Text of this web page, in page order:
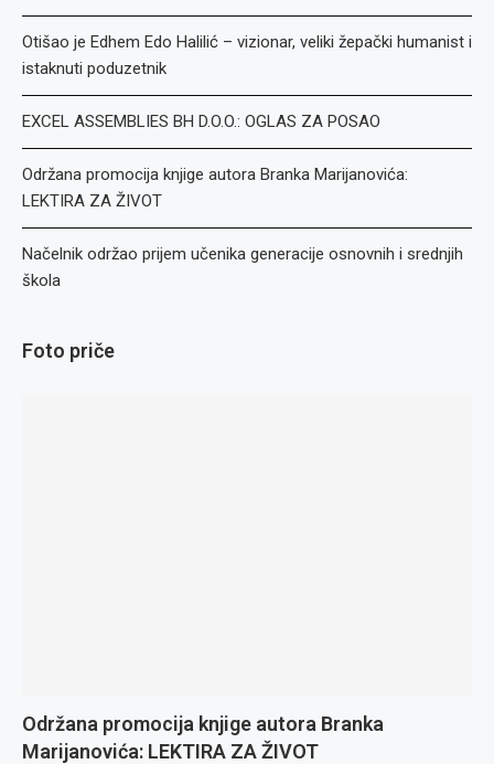
Otišao je Edhem Edo Halilić – vizionar, veliki žepački humanist i
istaknuti poduzetnik
EXCEL ASSEMBLIES BH D.O.O.: OGLAS ZA POSAO
Održana promocija knjige autora Branka Marijanovića:
LEKTIRA ZA ŽIVOT
Načelnik održao prijem učenika generacije osnovnih i srednjih
škola
Foto priče
Održana promocija knjige autora Branka
Marijanovića: LEKTIRA ZA ŽIVOT